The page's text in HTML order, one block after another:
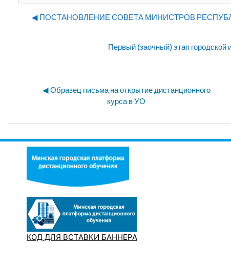
◀︎ ПОСТАНОВЛЕНИЕ СОВЕТА МИНИСТРОВ РЕСПУБЛИКИ
Первый (заочный) этап
◀︎ Образец письма на открытие дистанционного
курса в УО
КОД ДЛЯ ВСТАВКИ БАННЕРА